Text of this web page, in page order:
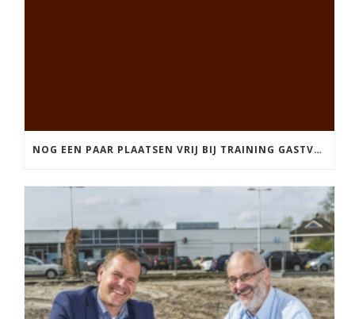
NOG EEN PAAR PLAATSEN VRIJ BIJ TRAINING GASTVRIJHEID